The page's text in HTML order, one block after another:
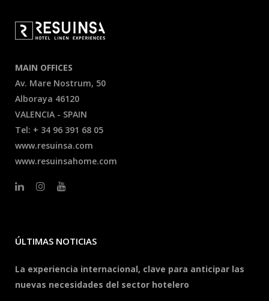
MAIN OFFICES
Av. Mare Nostrum, 50
Alboraya 46120
VALENCIA - SPAIN
Tel: + 34 96 391 68 05
www.resuinsa.com
www.resuinsahome.com
ÚLTIMAS NOTICIAS
La experiencia internacional, clave para anticipar las
nuevas necesidades del sector hotelero